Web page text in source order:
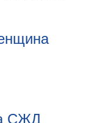
СЖД